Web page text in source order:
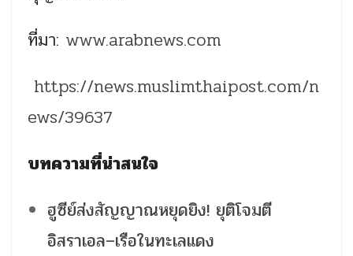
ที่มา: www.arabnews.com
https://news.muslimthaipost.com/n
ews/39637
บทความที่น่าสนใจ
ฮูซีย์ส่งสัญญาณหยุดยิง! ยุติโจมตี
อิสราเอล–เรือในทะเลแดง